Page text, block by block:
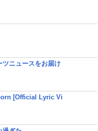
ニュースをお届け
[Official Lyric Vi